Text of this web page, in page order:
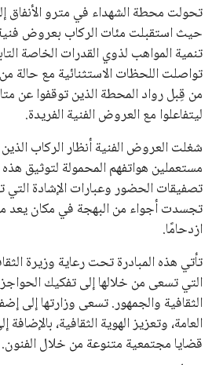
محافظات
تحولت محطة الشهداء في مترو الأنفاق
حيث استقبلت مئات الركاب بعروض
تنمية المواهب لذوي القدرات الخاصة
تواصلت اللحظات الاستثنائية مع حالة
من قِبل رواد المحطة الذين توقفوا عن
ليتفاعلوا مع العروض الفنية الفريدة.
شغلت العروض الفنية أنظار الركاب
مستعملين هواتفهم المحمولة لتوثيق
تصفيقات الحضور وعبارات الإشادة
تجسدت أجواء من البهجة في مكان يعد
ازدحامًا.
تأتي هذه المبادرة تحت رعاية وزيرة
التي تسعى من خلالها إلى تفكيك
الثقافية والجمهور. تسعى وزارتها إلى
العامة، وتعزيز الهوية الثقافية،
قضايا مجتمعية متنوعة من خلال الفنون.